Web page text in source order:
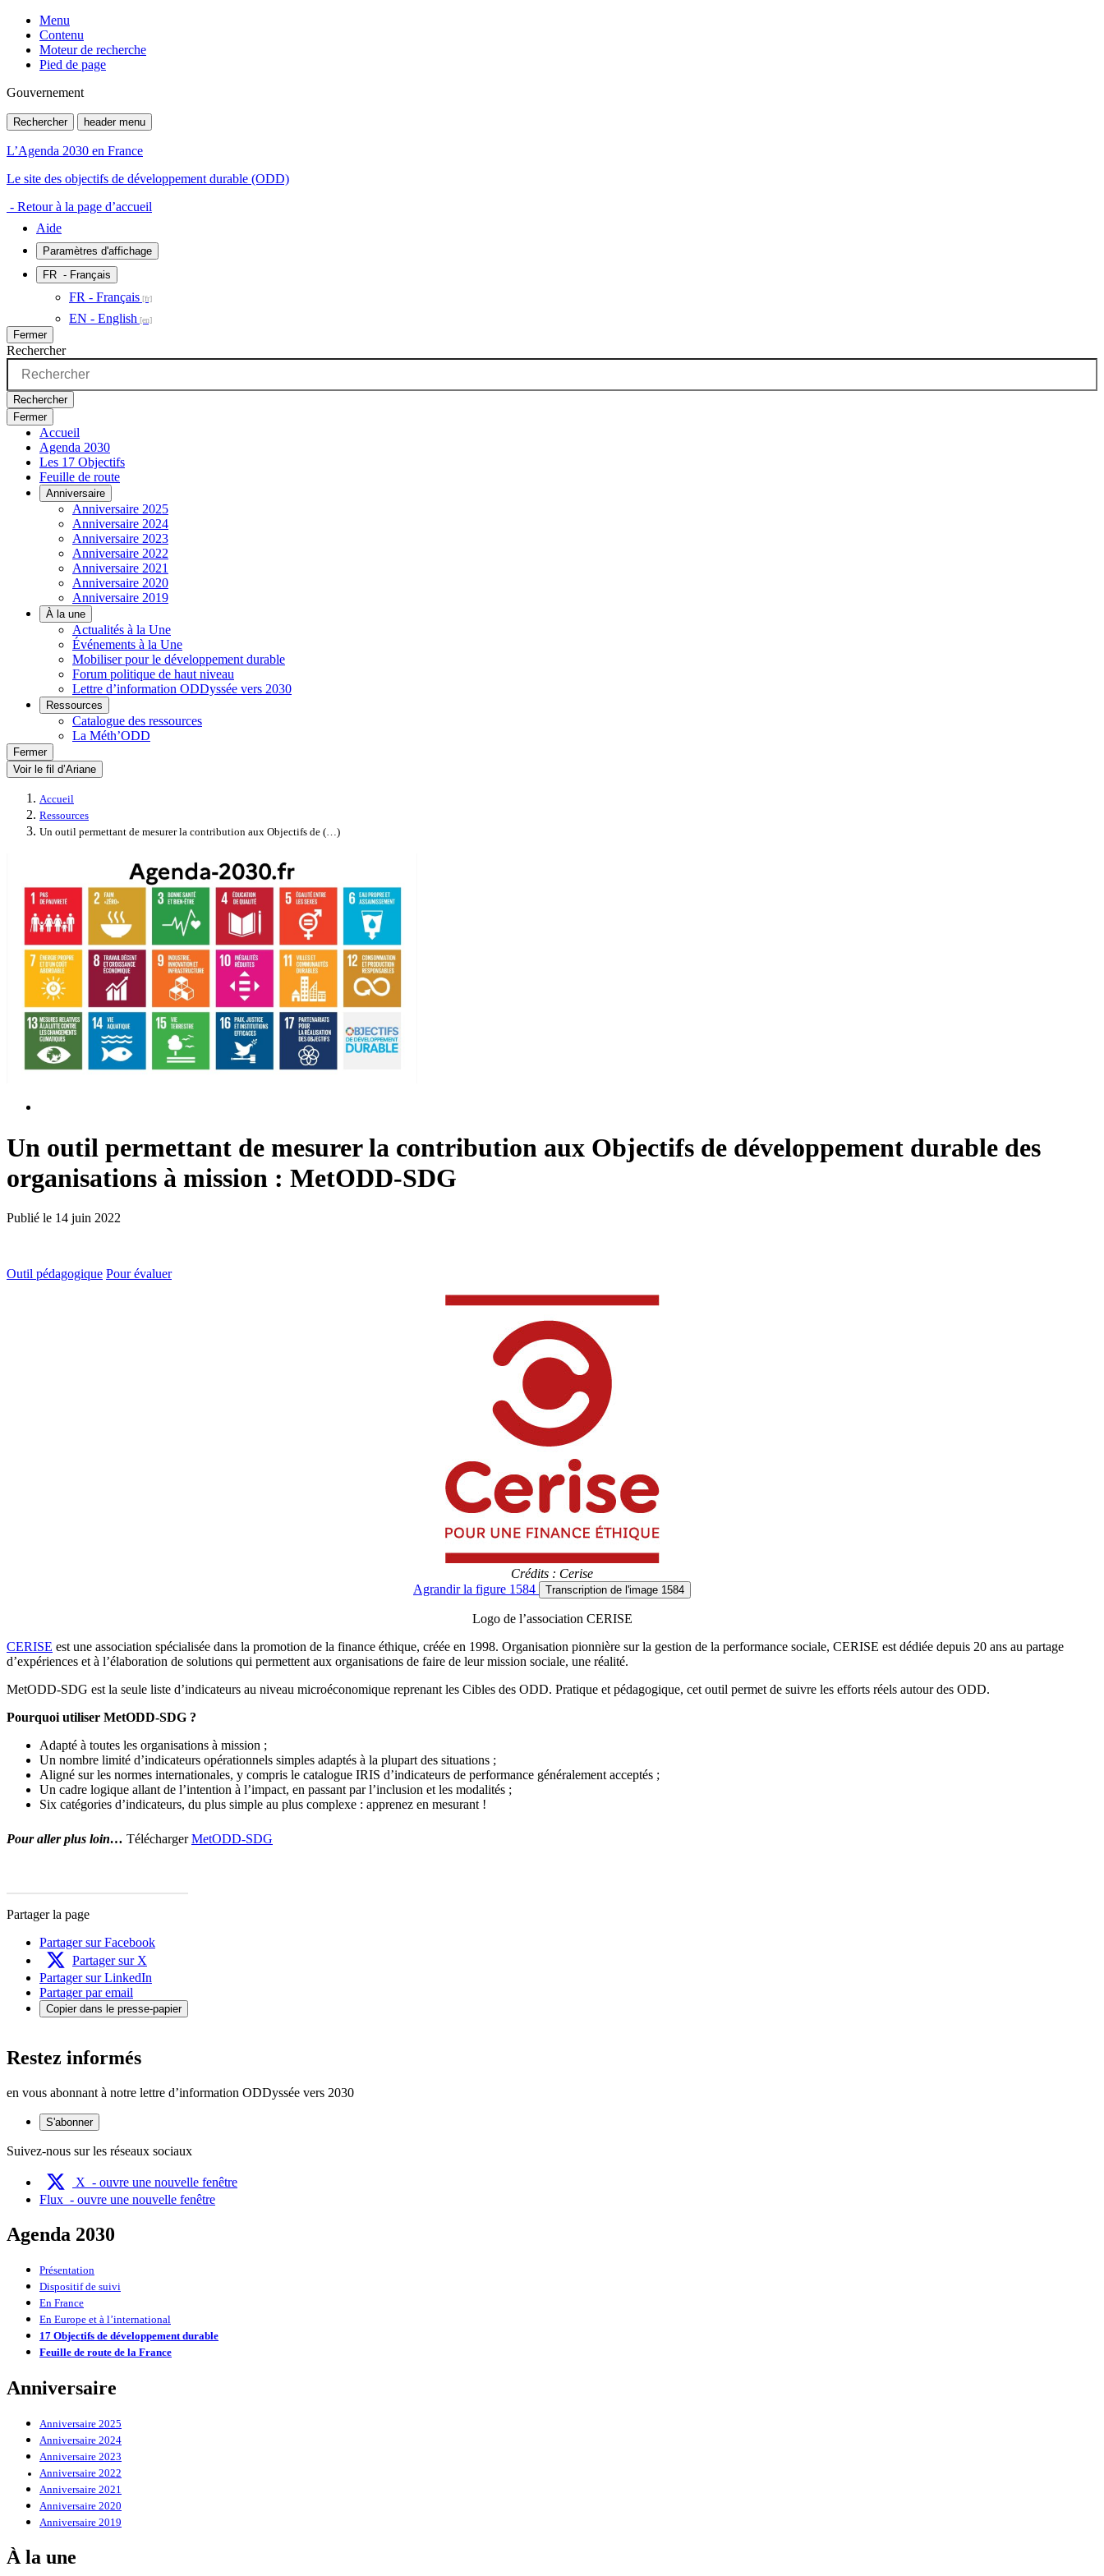
Menu
Contenu
Moteur de recherche
Pied de page
Gouvernement
Rechercher header menu
L’Agenda 2030 en France
Le site des objectifs de développement durable (ODD)
- Retour à la page d’accueil
Aide
Paramètres d'affichage
FR - Français
FR - Français
EN - English
Fermer
Rechercher
Rechercher
Fermer
Accueil
Agenda 2030
Les 17 Objectifs
Feuille de route
Anniversaire
Anniversaire 2025
Anniversaire 2024
Anniversaire 2023
Anniversaire 2022
Anniversaire 2021
Anniversaire 2020
Anniversaire 2019
À la une
Actualités à la Une
Événements à la Une
Mobiliser pour le développement durable
Forum politique de haut niveau
Lettre d’information ODDyssée vers 2030
Ressources
Catalogue des ressources
La Méth’ODD
Fermer
Voir le fil d’Ariane
Accueil
Ressources
Un outil permettant de mesurer la contribution aux Objectifs de (…)
Un outil permettant de mesurer la contribution aux Objectifs de développement durable des
organisations à mission : MetODD-SDG
Publié le 14 juin 2022
Outil pédagogique Pour évaluer
Crédits : Cerise
Agrandirla figure 1584 Transcription de l'image 1584
Logo de l’association CERISE
CERISE est une association spécialisée dans la promotion de la finance éthique, créée en 1998. Organisation pionnière sur la gestion de la performance sociale, CERISE est dédiée depuis 20 ans au partage
d’expériences et à l’élaboration de solutions qui permettent aux organisations de faire de leur mission sociale, une réalité.
MetODD-SDG est la seule liste d’indicateurs au niveau microéconomique reprenant les Cibles des ODD. Pratique et pédagogique, cet outil permet de suivre les efforts réels autour des ODD.
Pourquoi utiliser MetODD-SDG ?
Adapté à toutes les organisations à mission ;
Un nombre limité d’indicateurs opérationnels simples adaptés à la plupart des situations ;
Aligné sur les normes internationales, y compris le catalogue IRIS d’indicateurs de performance généralement acceptés ;
Un cadre logique allant de l’intention à l’impact, en passant par l’inclusion et les modalités ;
Six catégories d’indicateurs, du plus simple au plus complexe : apprenez en mesurant !
Pour aller plus loin… TéléchargerMetODD-SDG
Partager la page
Partager sur Facebook
Partager sur X
Partager sur LinkedIn
Partager par email
Copier dans le presse-papier
Restez informés
en vous abonnant à notre lettre d’information ODDyssée vers 2030
S'abonner
Suivez-nous sur les réseaux sociaux
X - ouvre une nouvelle fenêtre
Flux - ouvre une nouvelle fenêtre
Agenda 2030
Présentation
Dispositif de suivi
En France
En Europe et à l’international
17 Objectifs de développement durable
Feuille de route de la France
Anniversaire
Anniversaire 2025
Anniversaire 2024
Anniversaire 2023
Anniversaire 2022
Anniversaire 2021
Anniversaire 2020
Anniversaire 2019
À la une